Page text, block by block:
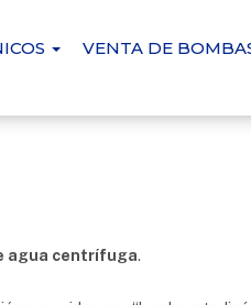
VENTA DE
agua centrífuga.